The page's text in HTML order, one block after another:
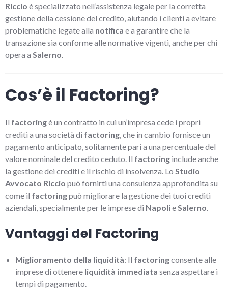
Riccio è specializzato nell’assistenza legale per la corretta
gestione della cessione del credito, aiutando i clienti a evitare
problematiche legate alla notifica e a garantire che la
transazione sia conforme alle normative vigenti, anche per chi
opera a Salerno.
Cos’è il Factoring?
Il factoringè un contratto in cui un’impresa cede i propri
crediti a una società di factoring, che in cambio fornisce un
pagamento anticipato, solitamente pari a una percentuale del
valore nominale del credito ceduto. Il factoring include anche
la gestione dei crediti e il rischio di insolvenza. Lo Studio
Avvocato Riccio può fornirti una consulenza approfondita su
come il factoringpuò migliorare la gestione dei tuoi crediti
aziendali, specialmente per le imprese di NapolieSalerno.
Vantaggi del Factoring
Miglioramento della liquidità: Il factoringconsente alle
imprese di ottenere liquidità immediata senza aspettare i
tempi di pagamento.